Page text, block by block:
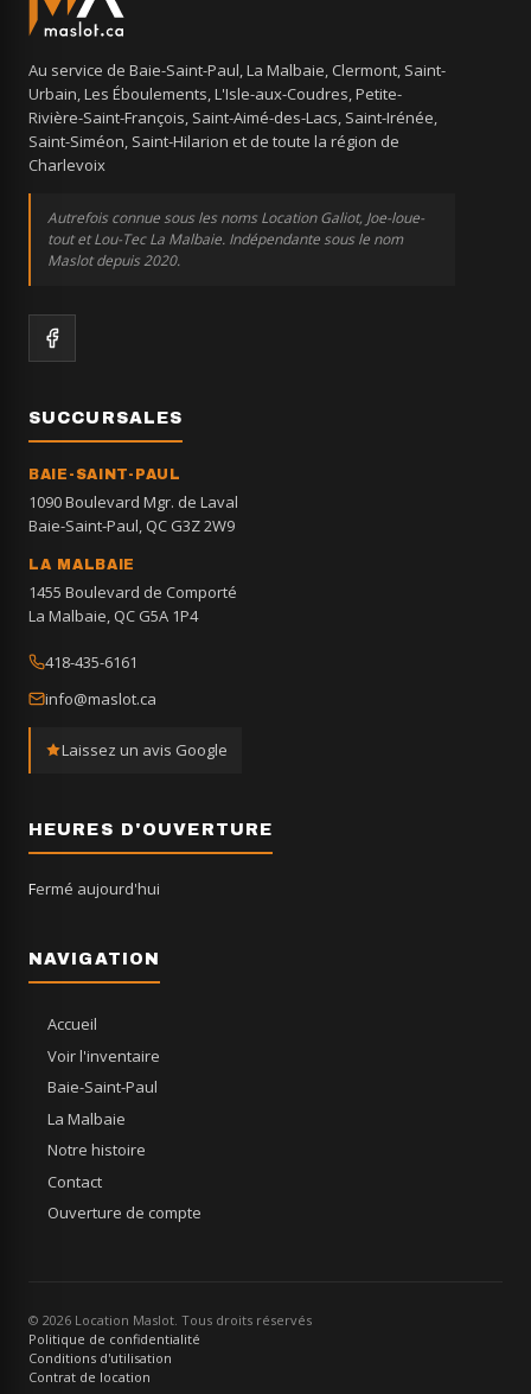
Au service de Baie-Saint-Paul, La Malbaie, Clermont, Saint-
Urbain, Les Éboulements, L'Isle-aux-Coudres, Petite-
Rivière-Saint-François, Saint-Aimé-des-Lacs, Saint-Irénée,
Saint-Siméon, Saint-Hilarion et de toute la région de
Charlevoix
Autrefois connue sous les noms Location Galiot, Joe-loue-
tout et Lou-Tec La Malbaie. Indépendante sous le nom
Maslot depuis 2020.
SUCCURSALES
BAIE-SAINT-PAUL
1090 Boulevard Mgr. de Laval
Baie-Saint-Paul, QC G3Z 2W9
LA MALBAIE
1455 Boulevard de Comporté
La Malbaie, QC G5A 1P4
418-435-6161
info@maslot.ca
Laissez un avis Google
HEURES D'OUVERTURE
Fermé aujourd'hui
NAVIGATION
Accueil
Voir l'inventaire
Baie-Saint-Paul
La Malbaie
Notre histoire
Contact
Ouverture de compte
© 2026 Location Maslot. Tous droits réservés
Politique de confidentialité
Conditions d'utilisation
Contrat de location